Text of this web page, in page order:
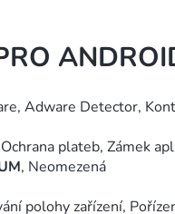
Adware Detector,
plateb, Zámek
, Neomezená
polohy zařízení,